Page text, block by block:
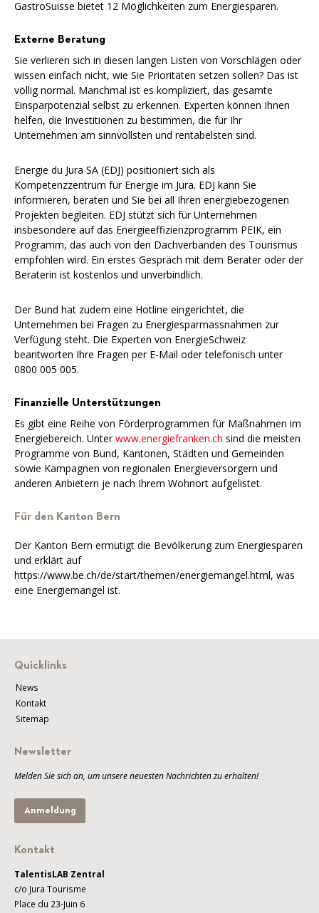
GastroSuisse bietet 12 Möglichkeiten zum Energiesparen.
Externe Beratung
Sie verlieren sich in diesen langen Listen von Vorschlägen oder
wissen einfach nicht, wie Sie Prioritäten setzen sollen? Das ist
völlig normal. Manchmal ist es kompliziert, das gesamte
Einsparpotenzial selbst zu erkennen. Experten können Ihnen
helfen, die Investitionen zu bestimmen, die für Ihr
Unternehmen am sinnvollsten und rentabelsten sind.
Energie du Jura SA (EDJ) positioniert sich als
Kompetenzzentrum für Energie im Jura. EDJ kann Sie
informieren, beraten und Sie bei all Ihren energiebezogenen
Projekten begleiten. EDJ stützt sich für Unternehmen
insbesondere auf das Energieeffizienzprogramm PEIK, ein
Programm, das auch von den Dachverbänden des Tourismus
empfohlen wird. Ein erstes Gespräch mit dem Berater oder der
Beraterin ist kostenlos und unverbindlich.
Der Bund hat zudem eine Hotline eingerichtet, die
Unternehmen bei Fragen zu Energiesparmassnahmen zur
Verfügung steht. Die Experten von EnergieSchweiz
beantworten Ihre Fragen per E-Mail oder telefonisch unter
0800 005 005.
Finanzielle Unterstützungen
Es gibt eine Reihe von Förderprogrammen für Maßnahmen im
Energiebereich. Unterwww.energiefranken.ch sind die meisten
Programme von Bund, Kantonen, Städten und Gemeinden
sowie Kampagnen von regionalen Energieversorgern und
anderen Anbietern je nach Ihrem Wohnort aufgelistet.
Für den Kanton Bern
Der Kanton Bern ermutigt die Bevölkerung zum Energiesparen
und erklärt auf
https://www.be.ch/de/start/themen/energiemangel.html, was
eine Energiemangel ist.
Quicklinks
News
Kontakt
Sitemap
Newsletter
Melden Sie sich an, um unsere neuesten Nachrichten zu erhalten!
Anmeldung
Kontakt
TalentisLAB Zentral
c/o Jura Tourisme
Place du 23-Juin 6